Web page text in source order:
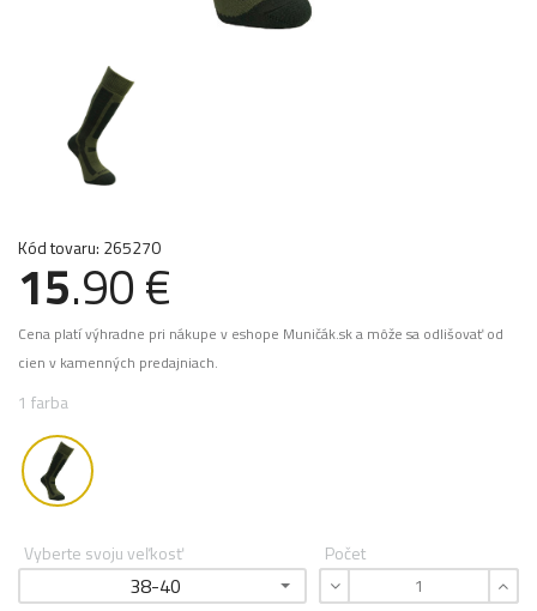
Kód tovaru: 265270
15.90 €
Cena platí výhradne pri nákupe v eshope Muničák.sk a môže sa odlišovať od
cien v kamenných predajniach.
1 farba
Vyberte svoju veľkosť
38-40
Počet